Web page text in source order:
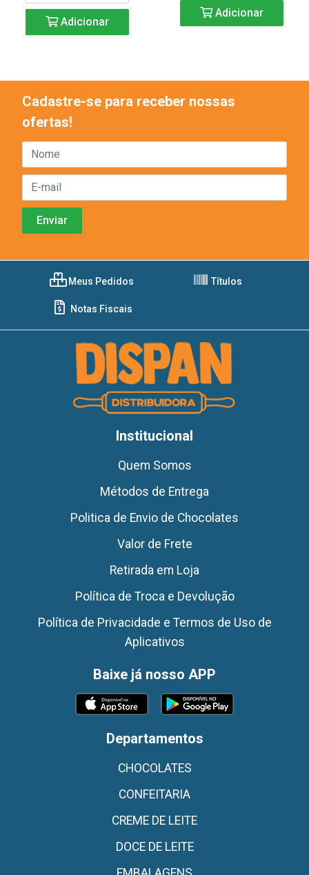
Adicionar
Adicionar
Cadastre-se para receber nossas
ofertas!
Meus Pedidos Títulos
Notas Fiscais
Institucional
Quem Somos
Métodos de Entrega
Politica de Envio de Chocolates
Valor de Frete
Retirada em Loja
Política de Troca e Devolução
Política de Privacidade e Termos de Uso de
Aplicativos
Baixe já nosso APP
Departamentos
CHOCOLATES
CONFEITARIA
CREME DE LEITE
DOCE DE LEITE